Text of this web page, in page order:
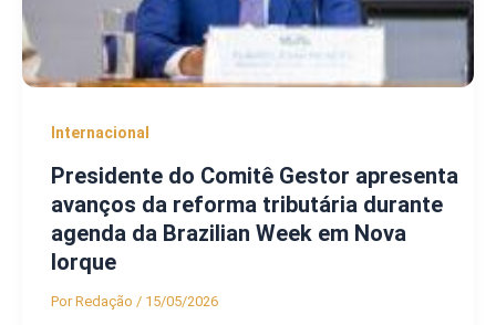
Internacional
Presidente do Comitê Gestor apresenta
avanços da reforma tributária durante
agenda da Brazilian Week em Nova
Iorque
PorRedação / 15/05/2026